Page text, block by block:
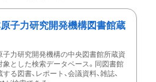
原子力研究開発機構図書館蔵
子力研究開発機構の中央図書館所蔵資
象とした検索データベース。同図書館
る図書、レポート、会議資料、雑誌、